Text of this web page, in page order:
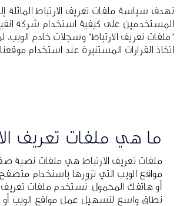
تهدف سياسة ملفات تعريف الارتباط الماثلة
المستخدمين على كيفية استخدام شركة
"ملفات تعريف الارتباط" وسجلات خادم
اتخاذ القرارات المستنيرة عند استخدام موقعنا.
ما هي ملفات تعريف
ملفات تعريف الارتباط هي ملفات نصية
مواقع الويب التي تزورها باستخدام
أو هاتفك المحمول. تُستخدم ملفات تعريف
نطاق واسع لتسهيل عمل مواقع الويب أو